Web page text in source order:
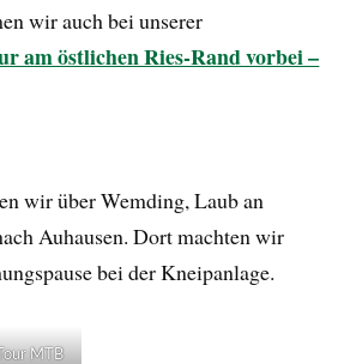
wir auch bei unserer
am östlichen Ries-Rand vorbei –
wir über Wemding, Laub an
Auhausen. Dort machten wir
bei der Kneipanlage.
MTB